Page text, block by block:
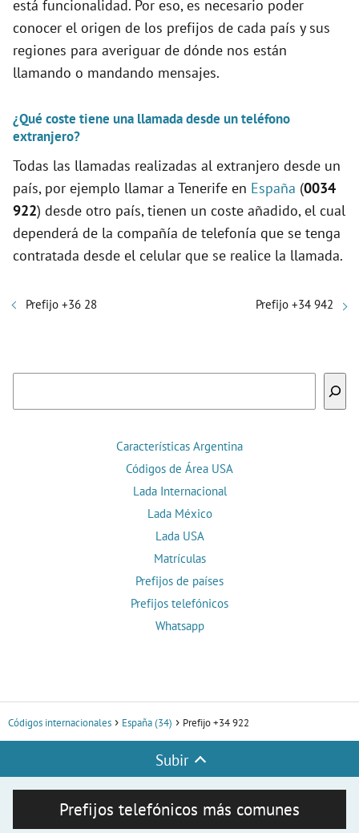
está funcionalidad. Por eso, es necesario poder
conocer el origen de los prefijos de cada país y sus
regiones para averiguar de dónde nos están
llamando o mandando mensajes.
¿Qué coste tiene una llamada desde un teléfono
extranjero?
Todas las llamadas realizadas al extranjero desde un
país, por ejemplo llamar a Tenerife en España (0034
922) desde otro país, tienen un coste añadido, el cual
dependerá de la compañía de telefonía que se tenga
contratada desde el celular que se realice la llamada.
Prefijo +36 28 Prefijo +34 942
Características Argentina
Códigos de Área USA
Lada Internacional
Lada México
Lada USA
Matrículas
Prefijos de países
Prefijos telefónicos
Whatsapp
Códigos internacionales España (34) Prefijo +34 922
Subir
Prefijos telefónicos más comunes